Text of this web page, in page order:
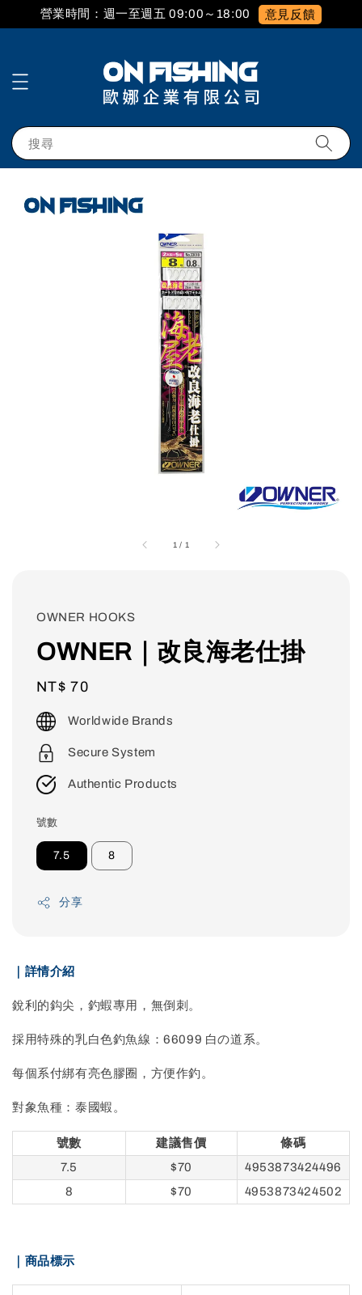
營業時間：週一至週五 09:00～18:00 意見反饋
搜尋
1 / 1
OWNER HOOKS
OWNER｜改良海老仕掛
Regular
price
NT$ 70
Worldwide Brands
Secure System
Authentic Products
號數
7.5 8
分享
｜詳情介紹
銳利的鈎尖，釣蝦專用，無倒刺。
採用特殊的乳白色釣魚線：66099 白の道系。
每個系付綁有亮色膠圈，方便作釣。
對象魚種：泰國蝦。
號數 建議售價
條碼
7.5
$70
4953873424496
8
$70 4953873424502
｜商品標示